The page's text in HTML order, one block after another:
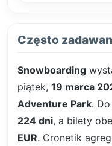
Często
Snowboarding
piątek, 19 marca
Adventure Park.
224 dni, a bilety
EUR. Cronetik